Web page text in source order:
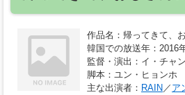
作品名 ：帰ってきて、
韓国での放送年 ：2016
監督・演出 ：イ・チャ
脚本 ：ユン・ヒョンホ
主な出演者 ： RAIN ／ ア